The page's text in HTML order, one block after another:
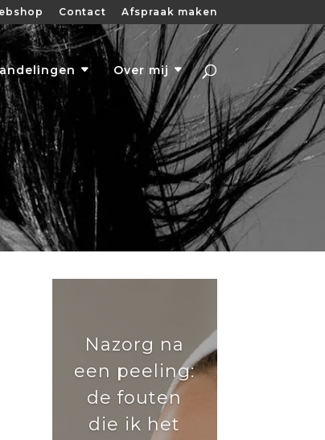
Contact Afspraak maken
Over mij
Nazorg na
een peeling:
de fouten
die ik het